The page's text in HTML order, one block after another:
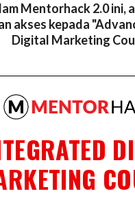
Mentorhack 2.0 ini,
akses kepada
Digital Marketing